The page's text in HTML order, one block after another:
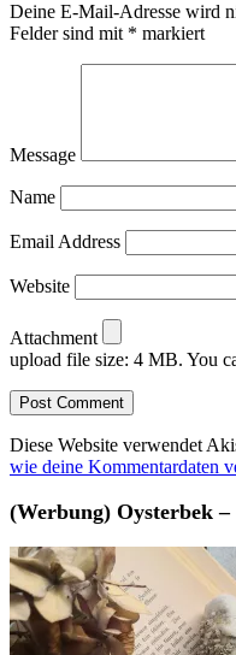
Deine E-Mail-Adresse wird
Felder sind mit * markiert
Message
Name
Email Address
Website
Attachment
upload file size: 4 MB. You
Diese Website verwendet
wie deine Kommentardaten
(Werbung) Oysterbek –